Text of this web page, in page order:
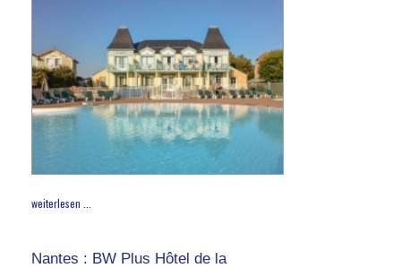
weiterlesen ...
Nantes : BW Plus Hôtel de la